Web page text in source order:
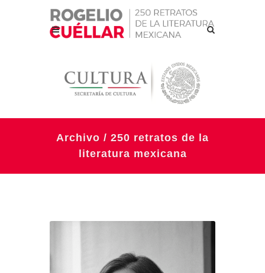
Archivo / 250 retratos de la
literatura mexicana